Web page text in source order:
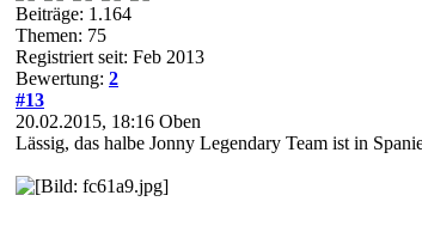
Beiträge: 1.164
Themen: 75
Registriert seit: Feb 2013
Bewertung: 2
#13
20.02.2015, 18:16 Oben
Lässig, das halbe Jonny Legendary Team ist in